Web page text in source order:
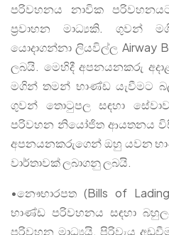
පරිවහනය නාවික
ප්‍රවාහන මාධ්‍යකි. ගුවන්
යොදාගන්නා ලියවිල්ල Airway
ලබයි. මෙහිදී අපනයනකරු
මගින් තමන් භාණ්ඩ යැවීමට
ගුවන් තොටුපල සඳහා
පරිවහන නියෝජිත ආයතනය
අපනයනකරුගෙන් ඔහු යවන
වාර්තාවක් ලබාගනු ලබයි.
•නෞභාරපත (Bills of
භාණ්ඩ පරිවහනය සඳහා
පරිවහන මාධ්‍යයි. පිරිවැය